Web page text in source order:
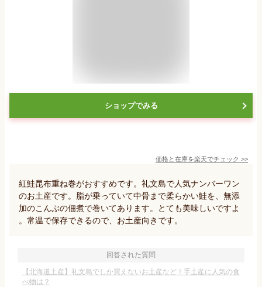
ショップでみる
価格と在庫を楽天でチェック >>
紅鮭昆布重ね巻がおすすめです。礼文島で人気ナンバーワン
のお土産です。脂が乗っていて中骨まで柔らかい鮭を、無添
加のこんぶの佃煮で巻いてあります。とても美味しいですよ
。常温で保存できるので、お土産向きです。
回答された質問
【北海道土産】礼文島でしか買えないお土産など！手土産に人気の食
べ物は？